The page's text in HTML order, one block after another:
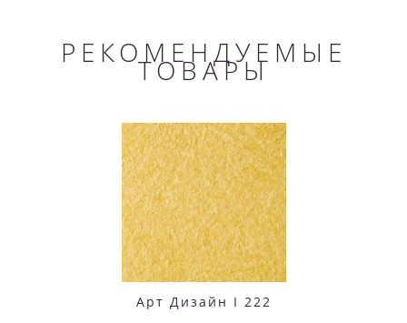
РЕКОМЕНДУЕМЫЕ
ТОВАРЫ
Арт Дизайн I 222